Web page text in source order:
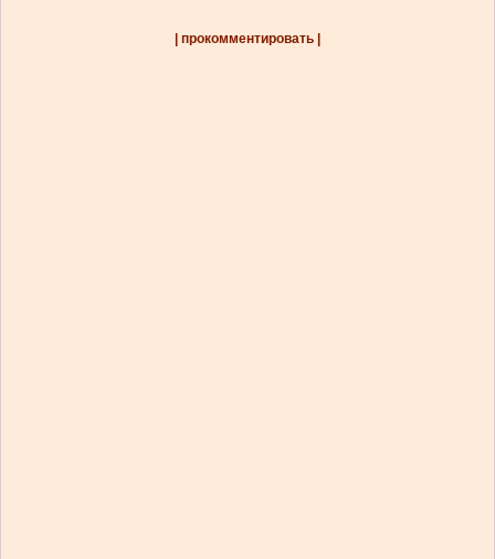
| прокомментировать |